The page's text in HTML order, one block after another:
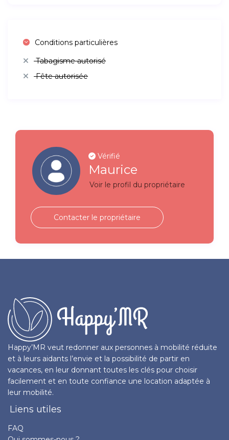
Conditions particulières
Tabagisme autorisé
Fête autorisée
Vérifié
Maurice
Voir le profil du propriétaire
Contacter le propriétaire
Happy’MR veut redonner aux personnes à mobilité réduite
et à leurs aidants l’envie et la possibilité de partir en
vacances, en leur donnant toutes les clés pour choisir
facilement et en toute confiance une location adaptée à
leur mobilité.
Liens utiles
FAQ